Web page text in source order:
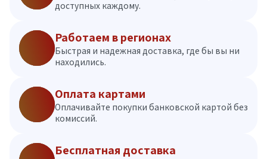
доступных каждому.
Работаем в регионах
Быстрая и надежная доставка, где бы вы ни
находились.
Оплата картами
Оплачивайте покупки банковской картой без
комиссий.
Бесплатная доставка